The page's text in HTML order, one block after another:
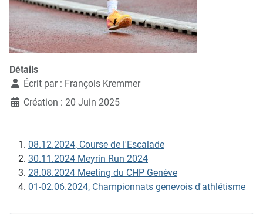
Détails
Écrit par : François Kremmer
Création : 20 Juin 2025
08.12.2024, Course de l'Escalade
30.11.2024 Meyrin Run 2024
28.08.2024 Meeting du CHP Genève
01-02.06.2024, Championnats genevois d'athlétisme